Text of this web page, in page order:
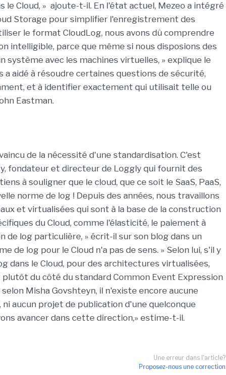
le Cloud, » ajoute-t-il. En l'état actuel, Mezeo a intégré
Storage pour simplifier l'enregistrement des
le format CloudLog, nous avons dû comprendre
intelligible, parce que même si nous disposions des
système avec les machines virtuelles, » explique le
a aidé à résoudre certaines questions de sécurité,
et à identifier exactement qui utilisait telle ou
Eastman.
de la nécessité d'une standardisation. C'est
fondateur et directeur de Loggly qui fournit des
à souligner que le cloud, que ce soit le SaaS, PaaS,
norme de log ! Depuis des années, nous travaillons
et virtualisées qui sont à la base de la construction
du Cloud, comme l'élasticité, le paiement à
de log particulière, » écrit-il sur son blog dans un
de log pour le Cloud n'a pas de sens. » Selon lui, s'il y
dans le Cloud, pour des architectures virtualisées,
du côté du standard Common Event Expression
Misha Govshteyn, il n'existe encore aucune
aucun projet de publication d'une quelconque
avancer dans cette direction,» estime-t-il.
Une erreur dans l'article?
Proposez-nous une correction